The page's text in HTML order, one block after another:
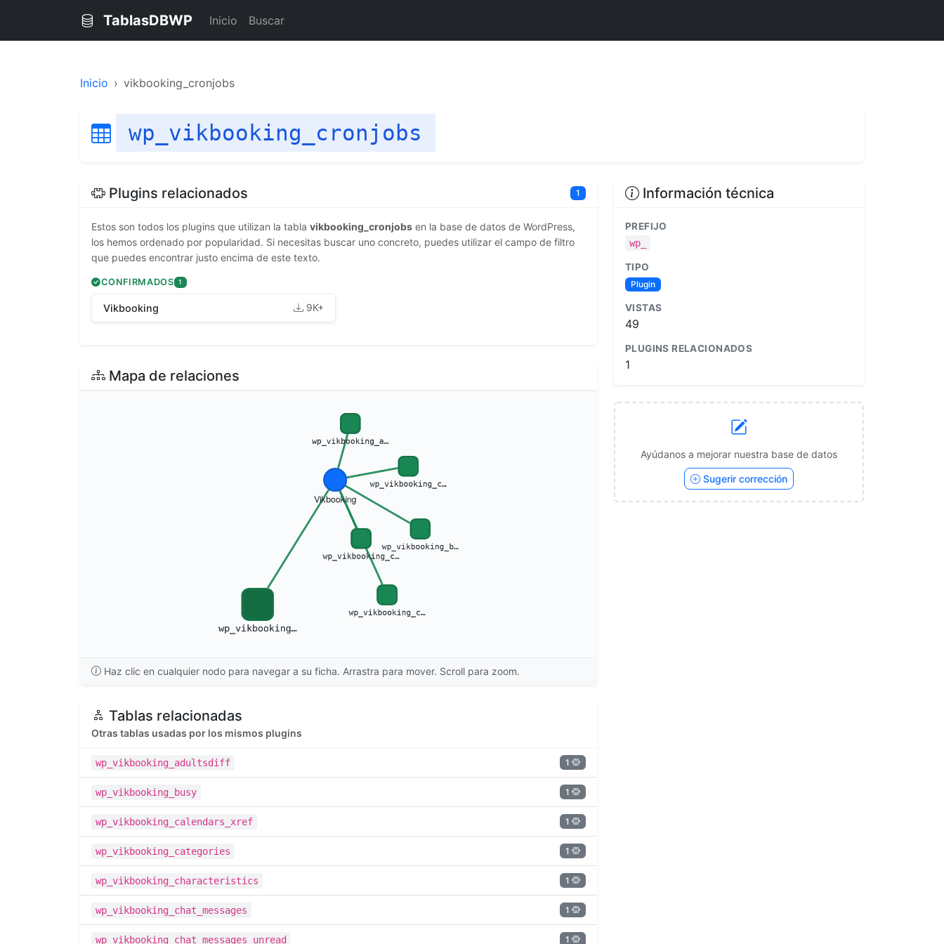
TablasDBWP Inicio Buscar
Inicio vikbooking_cronjobs
wp_vikbooking_cronjobs
Plugins relacionados 1
Estos son todos los plugins que utilizan la tabla vikbooking_cronjobs en la base de datos de WordPress,
los hemos ordenado por popularidad. Si necesitas buscar uno concreto, puedes utilizar el campo de filtro
que puedes encontrar justo encima de este texto.
CONFIRMADOS 1
Vikbooking 9K+
Mapa de relaciones
Haz clic en cualquier nodo para navegar a su ficha. Arrastra para mover. Scroll para zoom.
Tablas relacionadas
Otras tablas usadas por los mismos plugins
wp_vikbooking_adultsdiff 1
wp_vikbooking_busy 1
wp_vikbooking_calendars_xref 1
wp_vikbooking_categories 1
wp_vikbooking_characteristics 1
wp_vikbooking_chat_messages 1
wp_vikbooking_chat_messages_unread 1
Información técnica
PREFIJO
wp_
TIPO
Plugin
VISTAS
49
PLUGINS RELACIONADOS
1
Ayúdanos a mejorar nuestra base de datos
Sugerir corrección